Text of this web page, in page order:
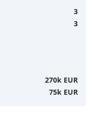
3
3
270k EUR
75k EUR